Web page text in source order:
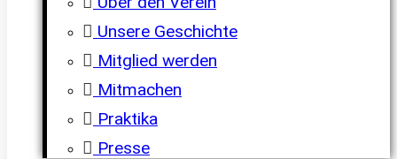
Unsere Geschichte
Mitglied werden
Mitmachen
Praktika
Presse